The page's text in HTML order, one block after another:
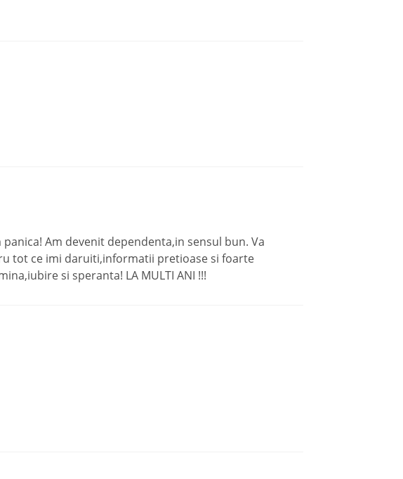
Am devenit dependenta,in sensul bun. Va
tot ce imi daruiti,informatii pretioase si foarte
si speranta! LA MULTI ANI !!!